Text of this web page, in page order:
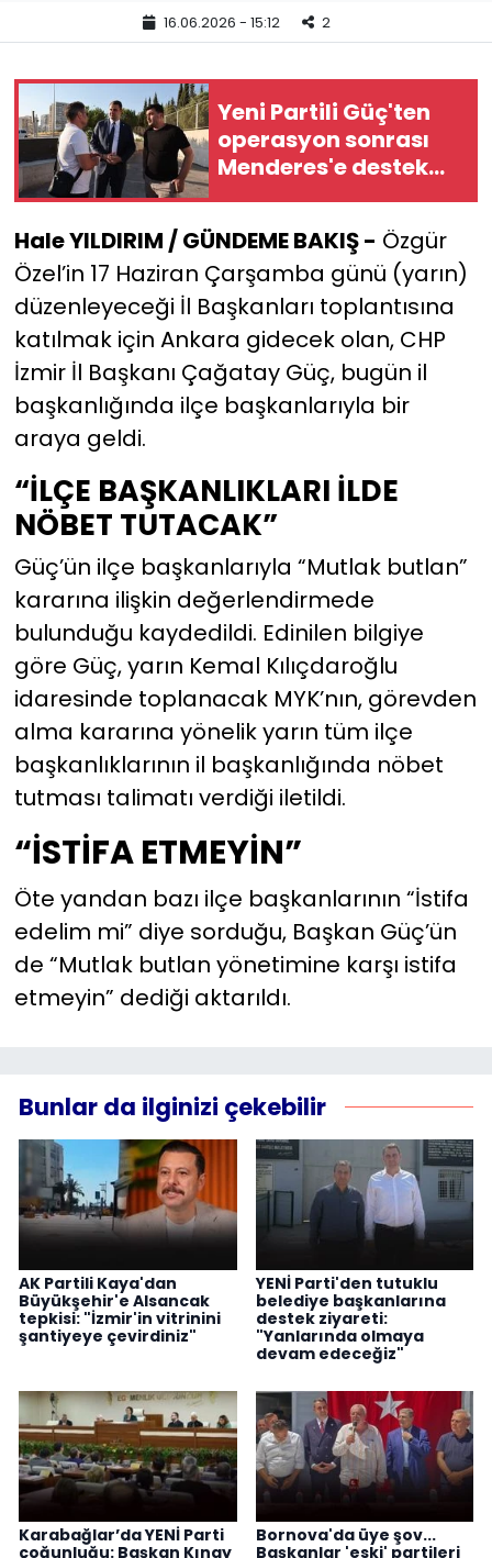
16.06.2026 - 15:12 2
Yeni Partili Güç'ten
operasyon sonrası
Menderes'e destek
ziyareti!
Hale YILDIRIM / GÜNDEME BAKIŞ - Özgür
Özel’in 17 Haziran Çarşamba günü (yarın)
düzenleyeceği İl Başkanları toplantısına
katılmak için Ankara gidecek olan, CHP
İzmir İl Başkanı Çağatay Güç, bugün il
başkanlığında ilçe başkanlarıyla bir
araya geldi.
“İLÇE BAŞKANLIKLARI İLDE
NÖBET TUTACAK”
Güç’ün ilçe başkanlarıyla “Mutlak butlan”
kararına ilişkin değerlendirmede
bulunduğu kaydedildi. Edinilen bilgiye
göre Güç, yarın Kemal Kılıçdaroğlu
idaresinde toplanacak MYK’nın, görevden
alma kararına yönelik yarın tüm ilçe
başkanlıklarının il başkanlığında nöbet
tutması talimatı verdiği iletildi.
“İSTİFA ETMEYİN”
Öte yandan bazı ilçe başkanlarının “İstifa
edelim mi” diye sorduğu, Başkan Güç’ün
de “Mutlak butlan yönetimine karşı istifa
etmeyin” dediği aktarıldı.
Bunlar da ilginizi çekebilir
AK Partili Kaya'dan
Büyükşehir'e Alsancak
tepkisi: "İzmir'in vitrinini
şantiyeye çevirdiniz"
YENİ Parti'den tutuklu
belediye başkanlarına
destek ziyareti:
"Yanlarında olmaya
devam edeceğiz"
Karabağlar’da YENİ Parti
çoğunluğu: Başkan Kınay
Bornova'da üye şov...
Başkanlar 'eski' partileri
YEREL POLİTİKA
YEREL YÖNETİMLER
Yurt